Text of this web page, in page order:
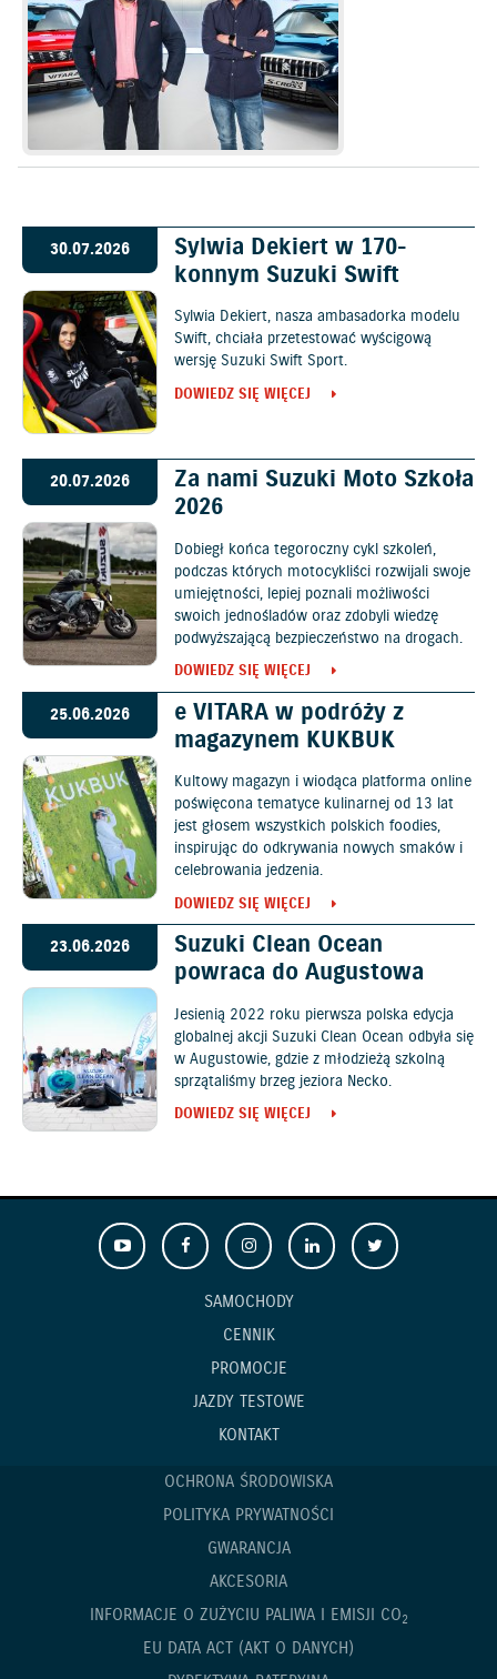
30.07.2026
Sylwia Dekiert w 170-
konnym Suzuki Swift
Sylwia Dekiert, nasza ambasadorka modelu
Swift, chciała przetestować wyścigową
wersję Suzuki Swift Sport.
DOWIEDZ SIĘ WIĘCEJ
20.07.2026
Za nami Suzuki Moto Szkoła
2026
Dobiegł końca tegoroczny cykl szkoleń,
podczas których motocykliści rozwijali swoje
umiejętności, lepiej poznali możliwości
swoich jednośladów oraz zdobyli wiedzę
podwyższającą bezpieczeństwo na drogach.
DOWIEDZ SIĘ WIĘCEJ
25.06.2026
e VITARA w podróży z
magazynem KUKBUK
Kultowy magazyn i wiodąca platforma online
poświęcona tematyce kulinarnej od 13 lat
jest głosem wszystkich polskich foodies,
inspirując do odkrywania nowych smaków i
celebrowania jedzenia.
DOWIEDZ SIĘ WIĘCEJ
23.06.2026
Suzuki Clean Ocean
powraca do Augustowa
Jesienią 2022 roku pierwsza polska edycja
globalnej akcji Suzuki Clean Ocean odbyła się
w Augustowie, gdzie z młodzieżą szkolną
sprzątaliśmy brzeg jeziora Necko.
DOWIEDZ SIĘ WIĘCEJ
SAMOCHODY
CENNIK
PROMOCJE
JAZDY TESTOWE
KONTAKT
OCHRONA ŚRODOWISKA
POLITYKA PRYWATNOŚCI
GWARANCJA
AKCESORIA
INFORMACJE O ZUŻYCIU PALIWA I EMISJI CO2
EU DATA ACT (AKT O DANYCH)